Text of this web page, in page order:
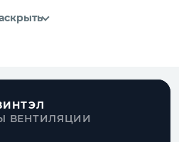
ВЕНТИЛЯЦИИ